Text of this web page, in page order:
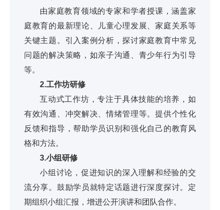
由家庭教育领域的专家和学者授课，涵盖家
庭教育的最新理论、儿童心理发展、家庭关系等
关键主题。引入案例分析，探讨家庭教育中常见
问题的解决策略，如亲子沟通、青少年行为引导
等。
2.工作坊研修
互动式工作坊，专注于具体技能的培养，如
有效沟通、冲突解决、情绪管理等。提供个性化
反馈和指导，帮助学员识别和强化自己的教育风
格和方法。
3.小组研修
小组讨论，促进知识的深入理解和经验的交
流分享。鼓励学员就特定话题进行深度探讨。定
期组织小组汇报，增进公开演讲和团队合作。